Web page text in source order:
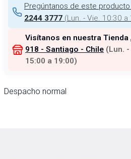
Pregúntanos de este
2244 3777 (Lun. - Vie. 10:30
Visítanos en nuestra Tienda
918 - Santiago - Chile (Lun.
15:00 a 19:00)
Despacho normal